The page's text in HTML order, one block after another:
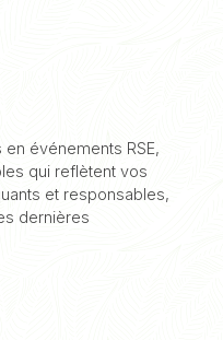
événements RSE,
qui reflètent vos
et responsables,
dernières